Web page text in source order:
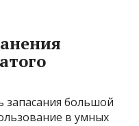
большой
в умных